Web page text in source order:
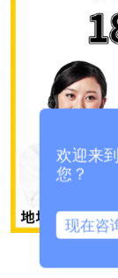
欢迎来
您？
现在咨